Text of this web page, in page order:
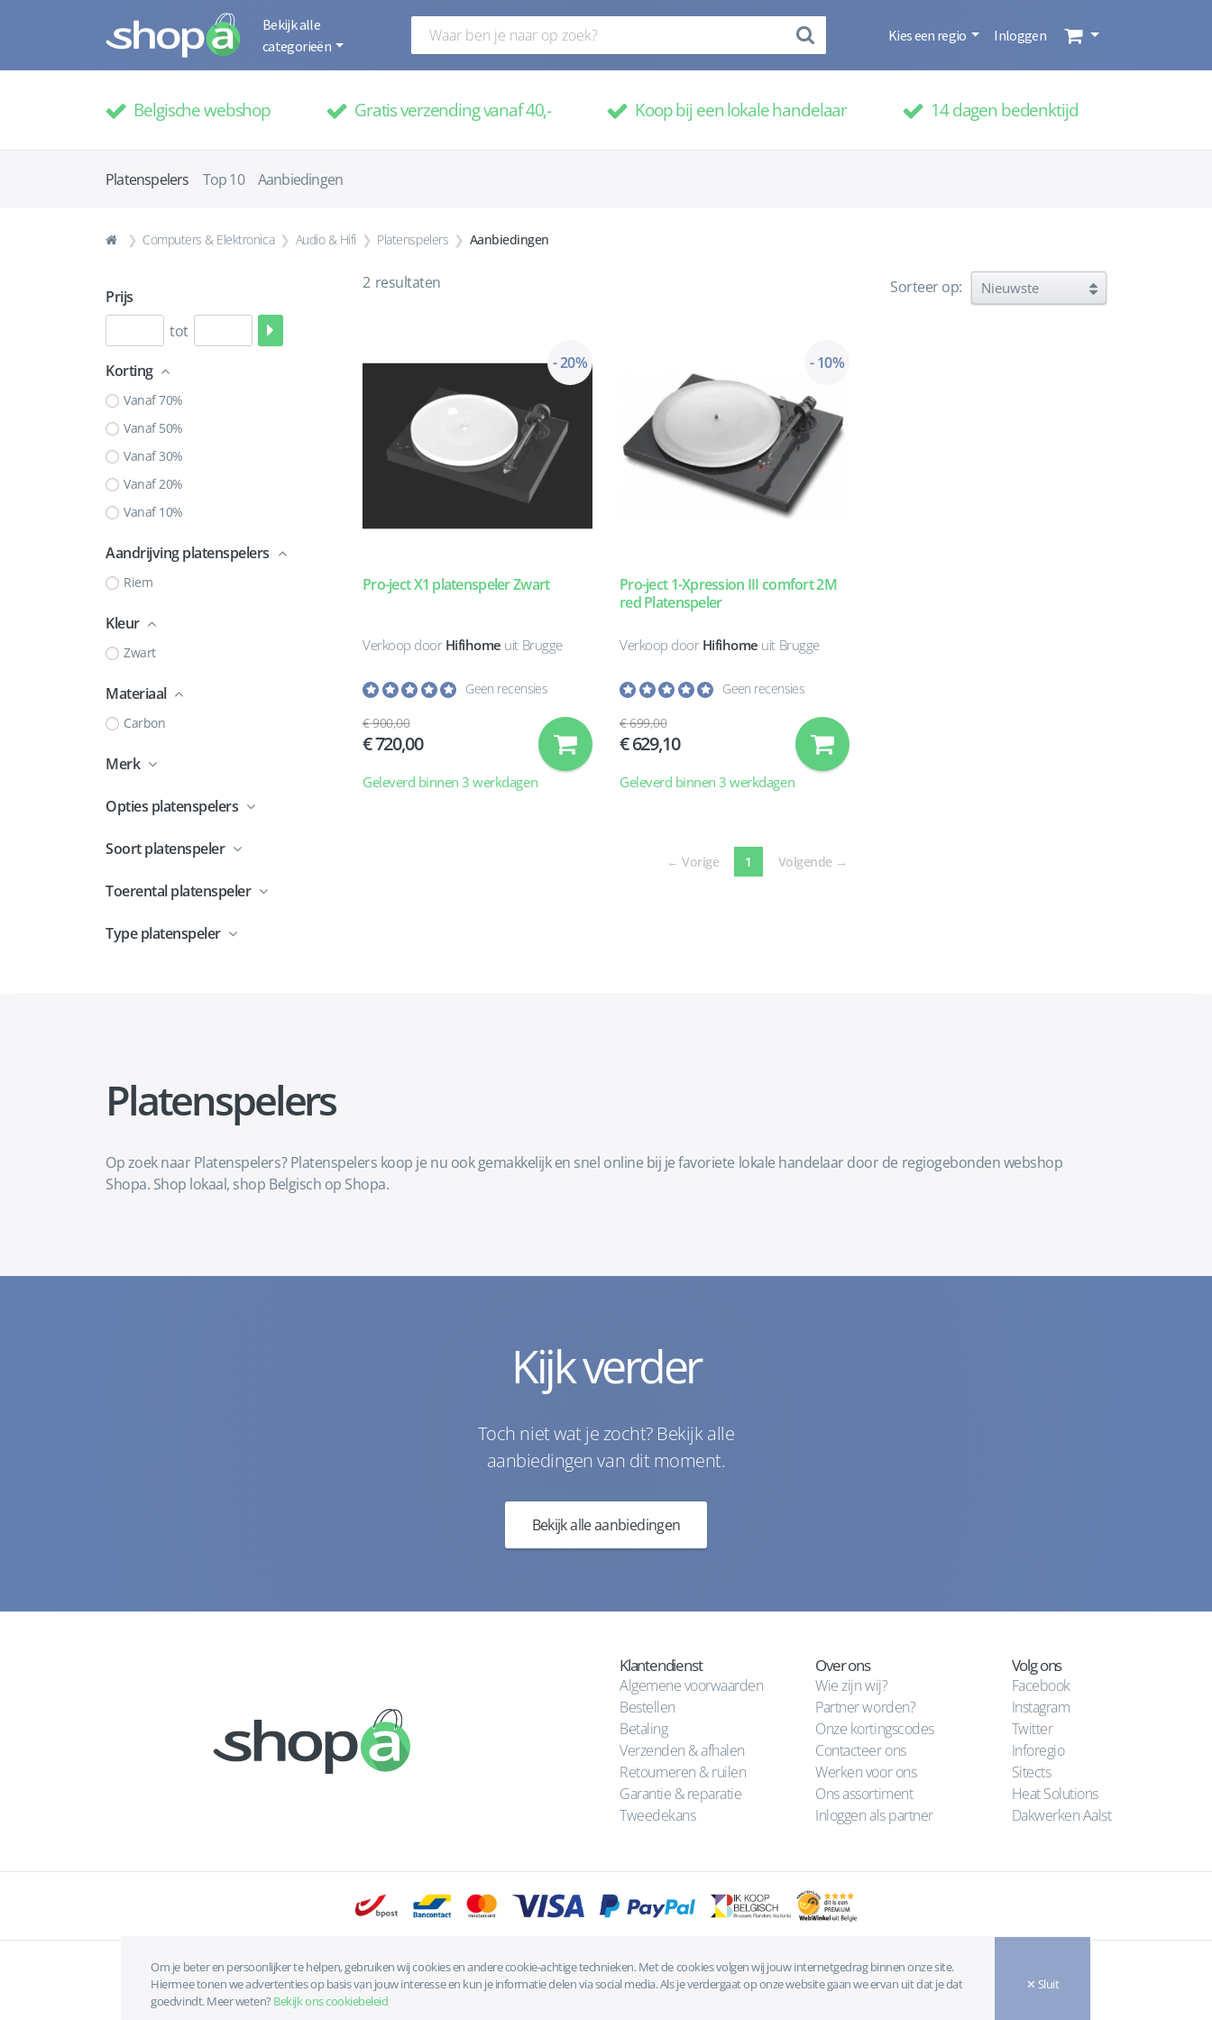
Bekijk alle
categorieën
Kies een regio Inloggen
Belgische webshop Gratis verzending vanaf 40,- Koop bij een lokale handelaar 14 dagen bedenktijd
Platenspelers Top 10 Aanbiedingen
Computers & Elektronica Audio & Hifi Platenspelers Aanbiedingen
Prijs
tot
Korting
Vanaf 70%
Vanaf 50%
Vanaf 30%
Vanaf 20%
Vanaf 10%
Aandrijving platenspelers
Riem
Kleur
Zwart
Materiaal
Carbon
Merk
Opties platenspelers
Soort platenspeler
Toerental platenspeler
Type platenspeler
2 resultaten Sorteer op:
- 20%
Pro-ject X1 platenspeler Zwart
Verkoop door Hifihome uit Brugge
Geen recensies
900,00
720,00
Geleverd binnen 3 werkdagen
- 10%
Pro-ject 1-Xpression III comfort 2M
red Platenspeler
Verkoop door Hifihome uit Brugge
Geen recensies
699,00
629,10
Geleverd binnen 3 werkdagen
←Vorige 1 (current)Volgende→
Platenspelers
Op zoek naar Platenspelers? Platenspelers koop je nu ook gemakkelijk en snel online bij je favoriete lokale handelaar door de regiogebonden webshop
Shopa. Shop lokaal, shop Belgisch op Shopa.
Kijk verder
Toch niet wat je zocht? Bekijk alle
aanbiedingen van dit moment.
Bekijk alle aanbiedingen
Om je beter en persoonlijker te helpen, gebruiken wij cookies en andere cookie-achtige technieken. Met de cookies volgen wij jouw internetgedrag binnen onze site.
Hiermee tonen we advertenties op basis van jouw interesse en kun je informatie delen via social media. Als je verdergaat op onze website gaan we ervan uit dat je dat
goedvindt. Meer weten? Bekijk ons cookiebeleid
✕ Sluit
Klantendienst
Algemene voorwaarden
Bestellen
Betaling
Verzenden & afhalen
Retourneren & ruilen
Garantie & reparatie
Tweedekans
Over ons
Wie zijn wij?
Partner worden?
Onze kortingscodes
Contacteer ons
Werken voor ons
Ons assortiment
Inloggen als partner
Volg ons
Facebook
Instagram
Twitter
Inforegio
Sitects
Heat Solutions
Dakwerken Aalst
Algemene voorwaarden | Privacyverklaring |
Cookies